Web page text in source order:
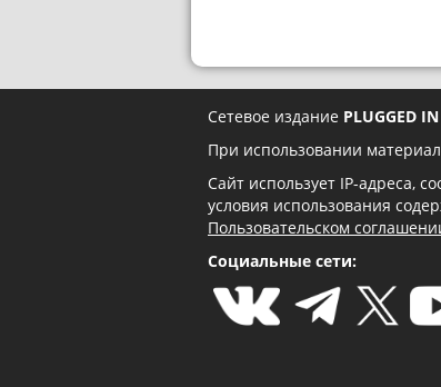
Сетевое издание PLUGGED
При использовании
Сайт использует IP-адреса,
условия использования
Пользовательском
Социальные сети: